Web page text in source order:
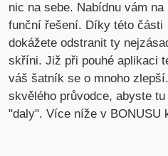
nic na sebe. Nabídnu vám
funční řešení. Díky této části
dokážete odstranit ty
skříni. Již při pouhé aplikaci
váš šatník se o mnoho
skvělého průvodce, abyste
"daly". Více níže v BONUSU